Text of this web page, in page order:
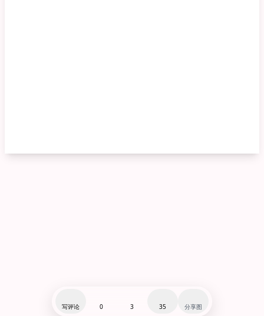
写评论 0 3 35 分享图